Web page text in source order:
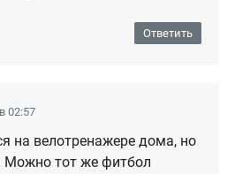
Ответить
02:57
на велотренажере дома, но
Можно тот же фитбол